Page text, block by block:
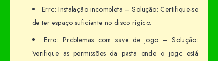
Erro: Instalação incompleta – Solução: Certifique-se
de ter espaço suficiente no disco rígido.
Erro: Problemas com save de jogo – Solução:
Verifique as permissões da pasta onde o jogo está